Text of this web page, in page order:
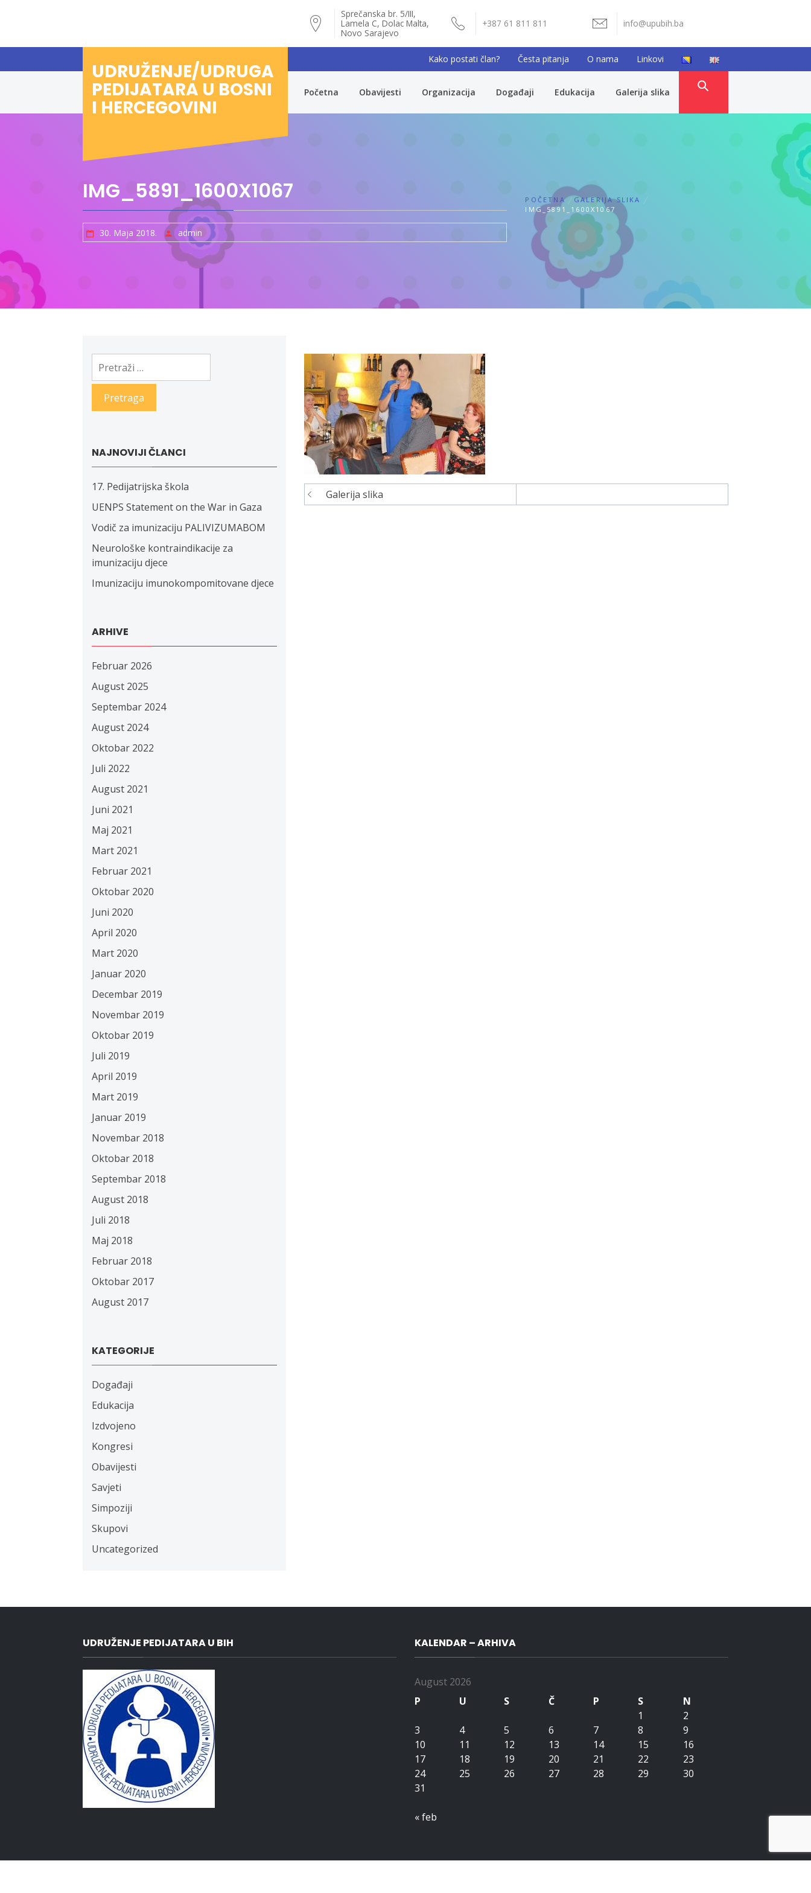
Sprečanska br. 5/III,
Lamela C, Dolac Malta,
Novo Sarajevo
+387 61 811 811 info@upubih.ba
Kako postati član? Česta pitanja O nama Linkovi
UDRUŽENJE/UDRUGA
PEDIJATARA U BOSNI
I HERCEGOVINI
Početna Obavijesti Organizacija Događaji Edukacija Galerija slika
IMG_5891_1600X1067
30. Maja 2018. admin
POČETNA
GALERIJA SLIKA
IMG_5891_1600X1067
Navigacija
Galerija slika
Pretraga:
NAJNOVIJI ČLANCI
17. Pedijatrijska škola
UENPS Statement on the War in Gaza
Vodič za imunizaciju PALIVIZUMABOM
Neurološke kontraindikacije za
imunizaciju djece
Imunizaciju imunokompomitovane djece
ARHIVE
Februar 2026
August 2025
Septembar 2024
August 2024
Oktobar 2022
Juli 2022
August 2021
Juni 2021
Maj 2021
Mart 2021
Februar 2021
Oktobar 2020
Juni 2020
April 2020
Mart 2020
Januar 2020
Decembar 2019
Novembar 2019
Oktobar 2019
Juli 2019
April 2019
Mart 2019
Januar 2019
Novembar 2018
Oktobar 2018
Septembar 2018
August 2018
Juli 2018
Maj 2018
Februar 2018
Oktobar 2017
August 2017
KATEGORIJE
Događaji
Edukacija
Izdvojeno
Kongresi
Obavijesti
Savjeti
Simpoziji
Skupovi
Uncategorized
UDRUŽENJE PEDIJATARA U BIH KALENDAR – ARHIVA
August 2026
P
U S Č P S
N
1
2
3
4 5 6 7 8
9
10
11 12 13 14 15
16
17
18 19 20 21 22
23
24
25 26 27 28 29
30
31
« feb